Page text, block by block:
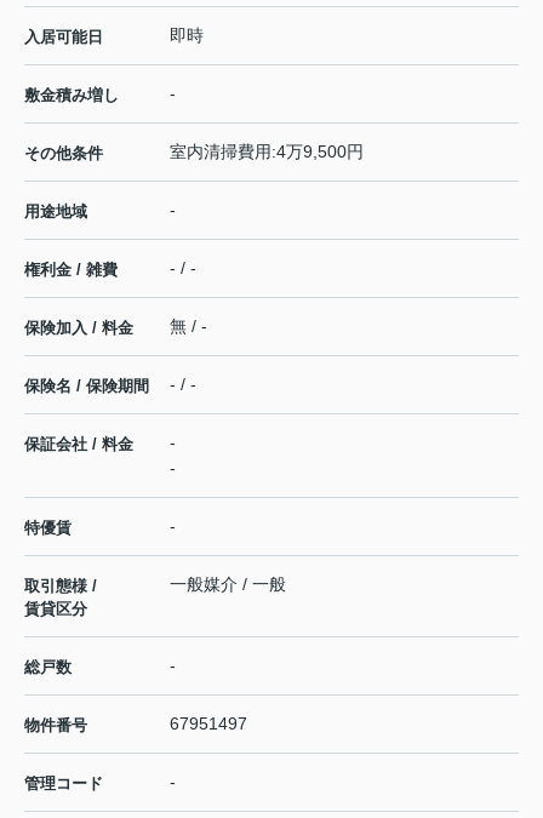
入居可能日 即時
敷金積み増し -
その他条件 室内清掃費用:4万9,500円
用途地域 -
権利金 / 雑費 - / -
保険加入 / 料金 無 / -
保険名 / 保険期間 - / -
保証会社 / 料金
-
-
特優賃 -
取引態様 /
賃貸区分
一般媒介 / 一般
総戸数 -
物件番号 67951497
管理コード -